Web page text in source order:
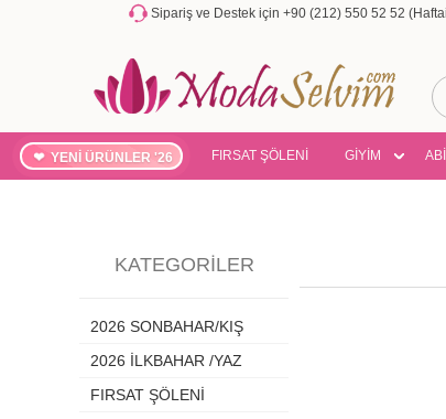
Sipariş ve Destek için +90 (212) 550 52 52
YENİ ÜRÜNLER '26 FIRSAT ŞÖLENİ GİYİM
KATEGORILER
2026 SONBAHAR/KIŞ
2026 İLKBAHAR /YAZ
FIRSAT ŞÖLENİ